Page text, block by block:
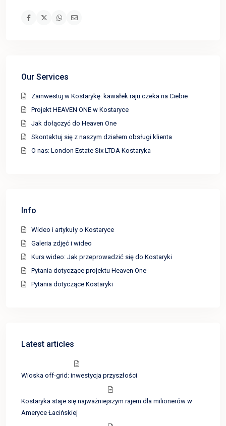
Our Services
Zainwestuj w Kostarykę: kawałek raju czeka na Ciebie
Projekt HEAVEN ONE w Kostaryce
Jak dołączyć do Heaven One
Skontaktuj się z naszym działem obsługi klienta
O nas: London Estate Six LTDA Kostaryka
Info
Wideo i artykuły o Kostaryce
Galeria zdjęć i wideo
Kurs wideo: Jak przeprowadzić się do Kostaryki
Pytania dotyczące projektu Heaven One
Pytania dotyczące Kostaryki
Latest articles
Wioska off-grid: inwestycja przyszłości
Kostaryka staje się najważniejszym rajem dla milionerów w
Ameryce Łacińskiej